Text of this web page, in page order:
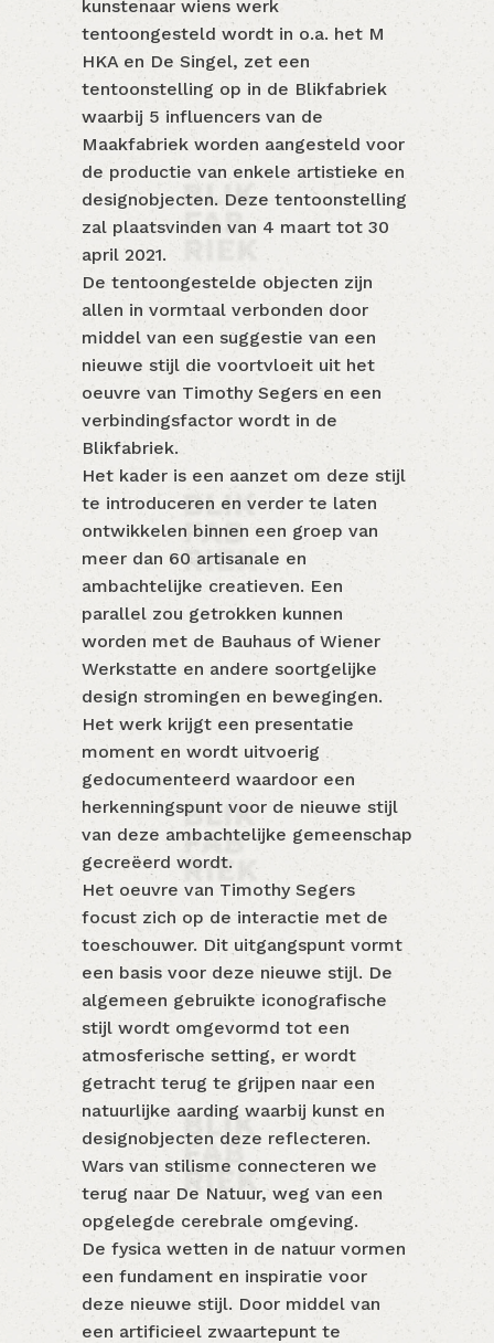
kunstenaar wiens werk
tentoongesteld wordt in o.a. het M
HKA en De Singel, zet een
tentoonstelling op in de Blikfabriek
waarbij 5 influencers van de
Maakfabriek worden aangesteld voor
de productie van enkele artistieke en
designobjecten. Deze tentoonstelling
zal plaatsvinden van 4 maart tot 30
april 2021.
De tentoongestelde objecten zijn
allen in vormtaal verbonden door
middel van een suggestie van een
nieuwe stijl die voortvloeit uit het
oeuvre van Timothy Segers en een
verbindingsfactor wordt in de
Blikfabriek.
Het kader is een aanzet om deze stijl
te introduceren en verder te laten
ontwikkelen binnen een groep van
meer dan 60 artisanale en
ambachtelijke creatieven. Een
parallel zou getrokken kunnen
worden met de Bauhaus of Wiener
Werkstatte en andere soortgelijke
design stromingen en bewegingen.
Het werk krijgt een presentatie
moment en wordt uitvoerig
gedocumenteerd waardoor een
herkenningspunt voor de nieuwe stijl
van deze ambachtelijke gemeenschap
gecreëerd wordt.
Het oeuvre van Timothy Segers
focust zich op de interactie met de
toeschouwer. Dit uitgangspunt vormt
een basis voor deze nieuwe stijl. De
algemeen gebruikte iconografische
stijl wordt omgevormd tot een
atmosferische setting, er wordt
getracht terug te grijpen naar een
natuurlijke aarding waarbij kunst en
designobjecten deze reflecteren.
Wars van stilisme connecteren we
terug naar De Natuur, weg van een
opgelegde cerebrale omgeving.
De fysica wetten in de natuur vormen
een fundament en inspiratie voor
deze nieuwe stijl. Door middel van
een artificieel zwaartepunt te